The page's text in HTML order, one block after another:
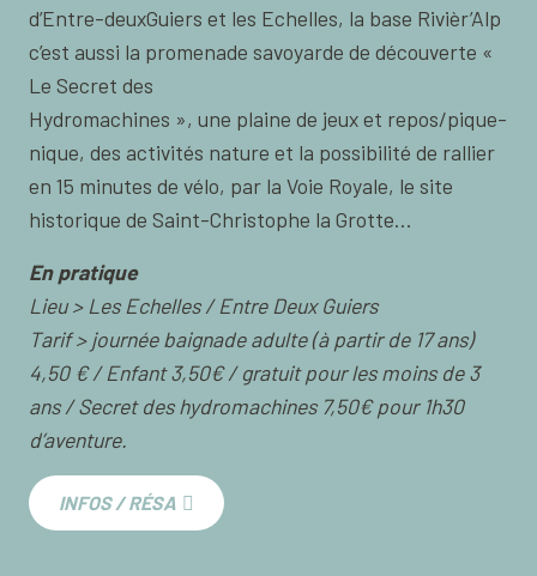
d’Entre-deuxGuiers et les Echelles, la base Rivièr’Alp
c’est aussi la promenade savoyarde de découverte «
Le Secret des
Hydromachines », une plaine de jeux et repos/pique-
nique, des activités nature et la possibilité de rallier
en 15 minutes de vélo, par la Voie Royale, le site
historique de Saint-Christophe la Grotte…
En pratique
Lieu > Les Echelles / Entre Deux Guiers
Tarif > journée baignade adulte (à partir de 17 ans)
4,50 € / Enfant 3,50€ / gratuit pour les moins de 3
ans / Secret des hydromachines 7,50€ pour 1h30
d’aventure.
INFOS / RÉSA